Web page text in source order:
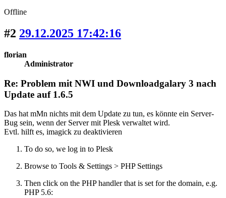
Offline
#2 29.12.2025 17:42:16
florian
Administrator
Re: Problem mit NWI und Downloadgalary 3 nach
Update auf 1.6.5
Das hat mMn nichts mit dem Update zu tun, es könnte ein Server-
Bug sein, wenn der Server mit Plesk verwaltet wird.
Evtl. hilft es, imagick zu deaktivieren
To do so, we log in to Plesk
Browse to Tools & Settings > PHP Settings
Then click on the PHP handler that is set for the domain, e.g.
PHP 5.6: